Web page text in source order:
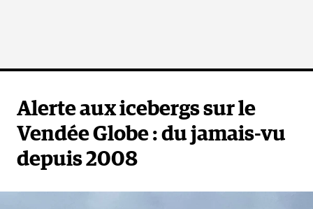
Alerte aux icebergs sur le
Vendée Globe : du jamais-vu
depuis 2008